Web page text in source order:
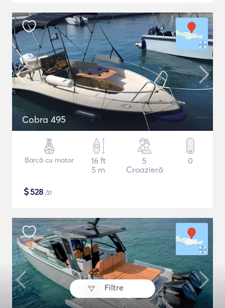
Filtre
Cobra 495
Barcă cu motor
16 ft
5 m
5
Croazieră
0
$528 /zi